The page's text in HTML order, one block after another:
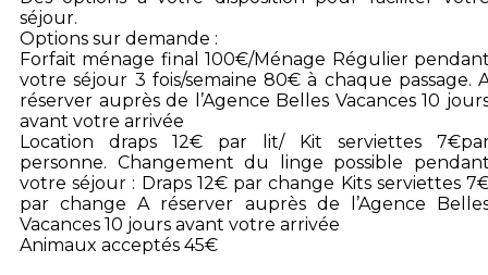
séjour.
Options sur demande :
Forfait ménage final 100€/Ménage Régulier
votre séjour 3 fois/semaine 80€ à chaque passage.
réserver auprès de l’Agence Belles Vacances 10
avant votre arrivée
Location draps 12€ par lit/ Kit serviettes
personne. Changement du linge possible
votre séjour : Draps 12€ par change Kits serviettes
par change A réserver auprès de l’Agence
Vacances 10 jours avant votre arrivée
Animaux acceptés 45€